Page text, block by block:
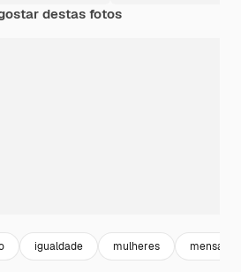
destas fotos
igualdade mulheres